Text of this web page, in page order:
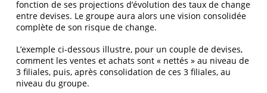
fonction de ses projections d’évolution des taux de change
entre devises. Le groupe aura alors une vision consolidée
complète de son risque de change.
L’exemple ci-dessous illustre, pour un couple de devises,
comment les ventes et achats sont « nettés » au niveau de
3 filiales, puis, après consolidation de ces 3 filiales, au
niveau du groupe.